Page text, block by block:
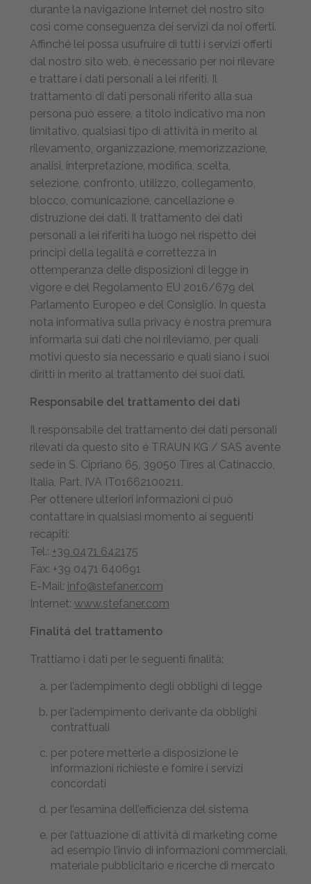
durante la navigazione Internet del nostro sito
così come conseguenza dei servizi da noi offerti.
Affinché lei possa usufruire di tutti i servizi offerti
dal nostro sito web, è necessario per noi rilevare
e trattare i dati personali a lei riferiti. Il
trattamento di dati personali riferito alla sua
persona può essere, a titolo indicativo ma non
limitativo, qualsiasi tipo di attività in merito al
rilevamento, organizzazione, memorizzazione,
analisi, interpretazione, modifica, scelta,
selezione, confronto, utilizzo, collegamento,
blocco, comunicazione, cancellazione e
distruzione dei dati. Il trattamento dei dati
personali a lei riferiti ha luogo nel rispetto dei
principi della legalità e correttezza in
ottemperanza delle disposizioni di legge in
vigore e del Regolamento EU 2016/679 del
Parlamento Europeo e del Consiglio. In questa
nota informativa sulla privacy è nostra premura
informarla sui dati che noi rileviamo, per quali
motivi questo sia necessario e quali siano i suoi
diritti in merito al trattamento dei suoi dati.
Responsabile del trattamento dei dati
Il responsabile del trattamento dei dati personali
rilevati da questo sito è TRAUN KG / SAS avente
sede in S. Cipriano 65, 39050 Tires al Catinaccio,
Italia, Part. IVA IT01662100211.
Per ottenere ulteriori informazioni ci può
contattare in qualsiasi momento ai seguenti
recapiti:
Tel.: +39 0471 642175
Fax: +39 0471 640691
E-Mail: info@stefaner.com
Internet: www.stefaner.com
Finalitá del trattamento
Trattiamo i dati per le seguenti finalità:
per l’adempimento degli obblighi di legge
per l’adempimento derivante da obblighi
contrattuali
per potere metterle a disposizione le
informazioni richieste e fornire i servizi
concordati
per l’esamina dell’efficienza del sistema
per l’attuazione di attività di marketing come
ad esempio l’invio di informazioni commerciali,
materiale pubblicitario e ricerche di mercato